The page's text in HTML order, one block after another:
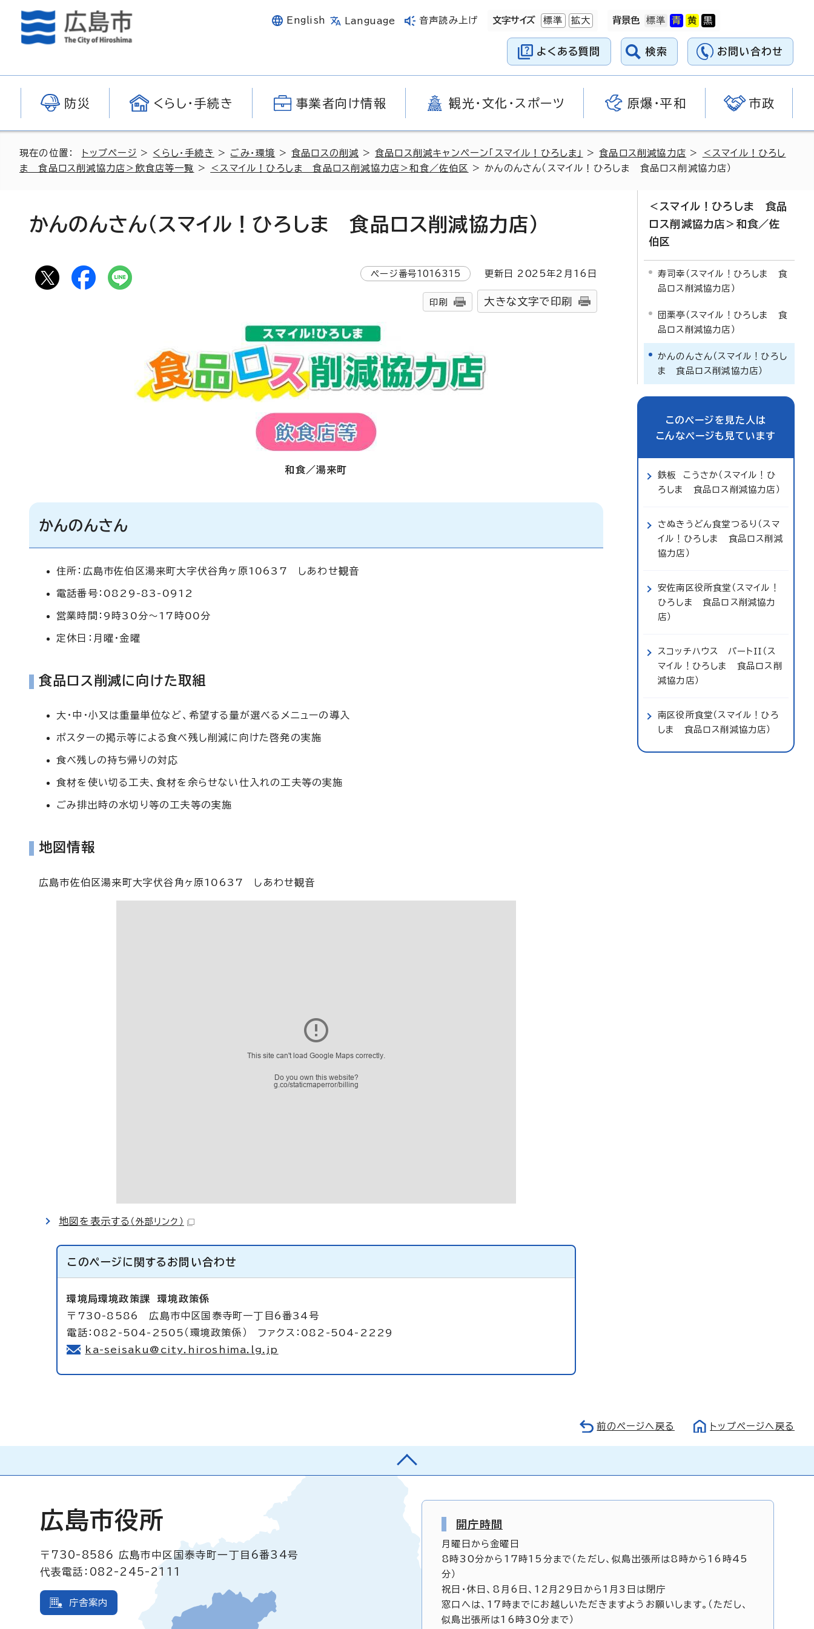
English Language 音声読み上げ 文字サイズ 標準 拡大 背景色
よくある質問 検索 お問い合わせ
防災 くらし・手続き 事業者向け情報 観光・文化・スポーツ 原爆・平和 市政
現在の位置： トップページ > くらし・手続き > ごみ・環境 >食品ロスの削減 >食品ロス削減キャンペーン「スマイル！ひろしま」 >食品ロス削減協力店 >
＜スマイル！ひろし
ま 食品ロス削減協力店＞飲食店等一覧 > ＜スマイル！ひろしま 食品ロス削減協力店＞和食／佐伯区 > かんのんさん（スマイル！ひろしま 食品ロス削減協力店）
かんのんさん（スマイル！ひろしま 食品ロス削減協力店）
ページ番号1016315 更新日 2025年2月 16 日
印刷 大きな文字で印刷
和食／湯来町
かんのんさん
住所：広島市佐伯区湯来町大字伏谷角ヶ原10637 しあわせ観音
電話番号：0829-83-0912
営業時間：9時30分～17時00分
定休日：月曜・金曜
食品ロス削減に向けた取組
大・中・小又は重量単位など、希望する量が選べるメニューの導入
ポスターの掲示等による食べ残し削減に向けた啓発の実施
食べ残しの持ち帰りの対応
食材を使い切る工夫、食材を余らせない仕入れの工夫等の実施
ごみ排出時の水切り等の工夫等の実施
地図情報
広島市佐伯区湯来町大字伏谷角ヶ原10637 しあわせ観音
地図を表示する （外部リンク）
このページに関する お問い合わせ
環境局環境政策課環境政策係
〒730-8586 広島市中区国泰寺町一丁目6番34号
電話：082-504-2505（環境政策係） ファクス：082-504-2229
ka-seisaku@city.hiroshima.lg.jp
＜スマイル！ひろしま 食品
ロス削減協力店＞和食／佐
伯区
寿司幸（スマイル！ひろしま 食
品ロス削減協力店）
団栗亭（スマイル！ひろしま 食
品ロス削減協力店）
かんのんさん（スマイル！ひろし
ま 食品ロス削減協力店）
このページを見た人は
こんなページも見ています
鉄板 こうさか（スマイル！ひ
ろしま 食品ロス削減協力店）
さぬきうどん食堂つるり（スマ
イル！ひろしま 食品ロス削減
協力店）
安佐南区役所食堂（スマイル！
ひろしま 食品ロス削減協力
店）
スコッチハウス パートII（ス
マイル！ひろしま 食品ロス削
減協力店）
南区役所食堂（スマイル！ひろ
しま 食品ロス削減協力店）
前のページへ戻る トップページへ戻る
広島市役所
〒730-8586
広島市中区国泰寺町一丁目6番34号
代表電話：082-245-2111
庁舎案内
開庁時間
月曜日から金曜日
8時30分から17時15分まで（ただし、似島出張所は8時から16時45
分）
祝日・休日、8月6日、12月29日から1月3日は閉庁
窓口へは、17時までにお越しいただきますようお願いします。（ただし、
似島出張所は16時30分まで）